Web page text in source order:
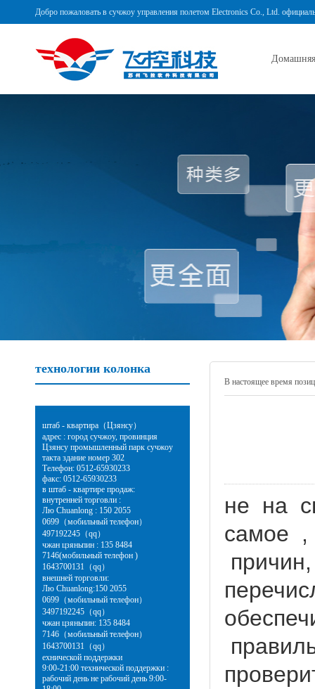
Добро пожаловать в сучжоу управления полетом Electronics Co., Ltd.
технологии колонка
штаб - квартира（Цзянсу）
адрес : город сучжоу, провинция
Цзянсу промышленный парк сучжоу
такта здание номер 302
Телефон: 0512-65930233
факс: 0512-65930233
в штаб - квартире продаж:
внутренней торговли :
Лю Chuanlong : 150 2055
0699（мобильный телефон）
497192245（qq）
чжан цзяньпин : 135 8484
7146(мобильный телефон )
1643700131（qq）
внешней торговли:
Лю Chuanlong:150 2055
0699（мобильный телефон）
3497192245（qq）
чжан цзяньпин: 135 8484
7146（мобильный телефон）
1643700131（qq）
ехнической поддержки
9:00-21:00 технической поддержки :
рабочий день не рабочий день 9:00-
В настоящее время
не на
самое ,